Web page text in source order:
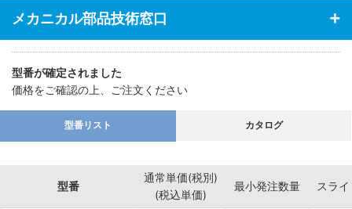
メカニカル部品技術窓口
型番が確定されました
価格をご確認の上、ご注文ください
型番リスト カタログ
型番
通常単価(税別)
(税込単価)
最小発注数量 スラ